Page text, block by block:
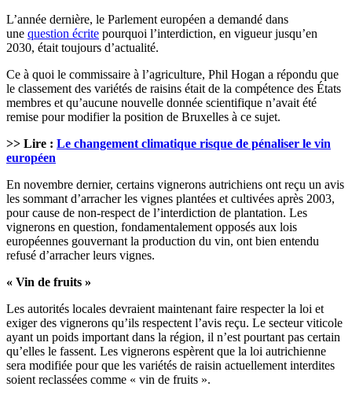
L’année dernière, le Parlement européen a demandé dans
une question écrite pourquoi l’interdiction, en vigueur jusqu’en
2030, était toujours d’actualité.
Ce à quoi le commissaire à l’agriculture, Phil Hogan a répondu que
le classement des variétés de raisins était de la compétence des États
membres et qu’aucune nouvelle donnée scientifique n’avait été
remise pour modifier la position de Bruxelles à ce sujet.
>> Lire : Le changement climatique risque de pénaliser le vin
européen
En novembre dernier, certains vignerons autrichiens ont reçu un avis
les sommant d’arracher les vignes plantées et cultivées après 2003,
pour cause de non-respect de l’interdiction de plantation. Les
vignerons en question, fondamentalement opposés aux lois
européennes gouvernant la production du vin, ont bien entendu
refusé d’arracher leurs vignes.
« Vin de fruits »
Les autorités locales devraient maintenant faire respecter la loi et
exiger des vignerons qu’ils respectent l’avis reçu. Le secteur viticole
ayant un poids important dans la région, il n’est pourtant pas certain
qu’elles le fassent. Les vignerons espèrent que la loi autrichienne
sera modifiée pour que les variétés de raisin actuellement interdites
soient reclassées comme « vin de fruits ».